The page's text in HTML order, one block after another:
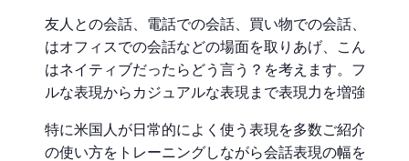
友人との会話、電話での会話、買い物での会話、さらに
はオフィスでの会話などの場面を取りあげ、こんな時に
はネイティブだったらどう言う？を考えます。フォーマ
ルな表現からカジュアルな表現まで表現力を増強。
特に米国人が日常的によく使う表現を多数ご紹介し、そ
の使い方をトレーニングしながら会話表現の幅を広げて